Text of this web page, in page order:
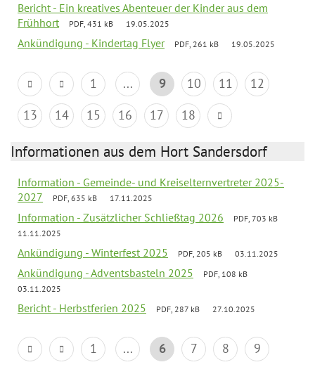
Bericht - Ein kreatives Abenteuer der Kinder aus dem
Frühhort
PDF, 431 kB 19.05.2025
Ankündigung - Kindertag Flyer PDF, 261 kB 19.05.2025
1 ... 9 10 11
12
13
14 15 16 17 18
Informationen aus dem Hort Sandersdorf
Information - Gemeinde- und Kreiselternvertreter 2025-
2027
PDF, 635 kB 17.11.2025
Information - Zusätzlicher Schließtag 2026
PDF, 703 kB
11.11.2025
Ankündigung - Winterfest 2025 PDF, 205 kB 03.11.2025
Ankündigung - Adventsbasteln 2025
PDF, 108 kB
03.11.2025
Bericht - Herbstferien 2025 PDF, 287 kB 27.10.2025
1 ... 6 7 8
9